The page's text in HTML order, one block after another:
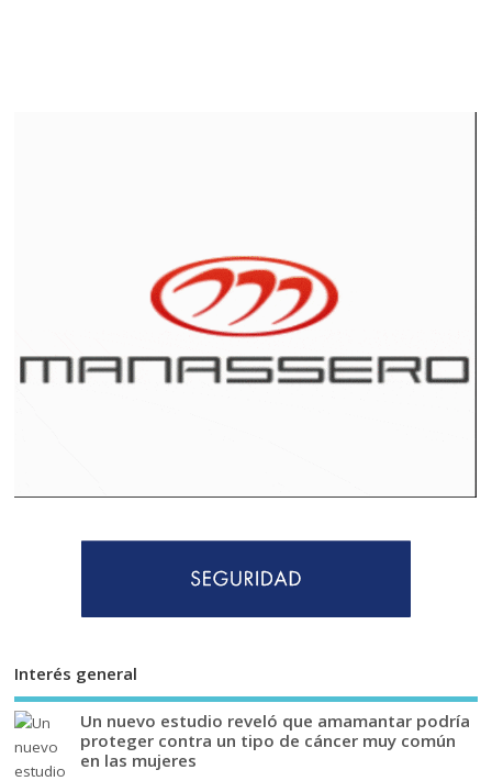
Interés general
Un nuevo estudio reveló que amamantar podría
proteger contra un tipo de cáncer muy común
en las mujeres